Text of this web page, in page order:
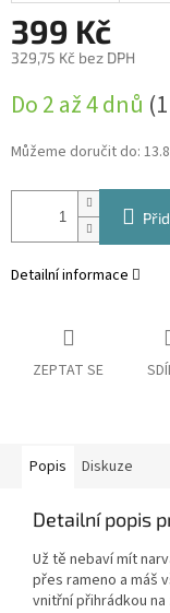
399 Kč
329,75 Kč bez DPH
cena:
Do 2 až 4 dnů
Můžeme doručit do:
Detailní informace
ZEPTAT SE
Popis Diskuze
Detailní popis
Už tě nebaví mít
přes rameno a máš
vnitřní přihrádkou